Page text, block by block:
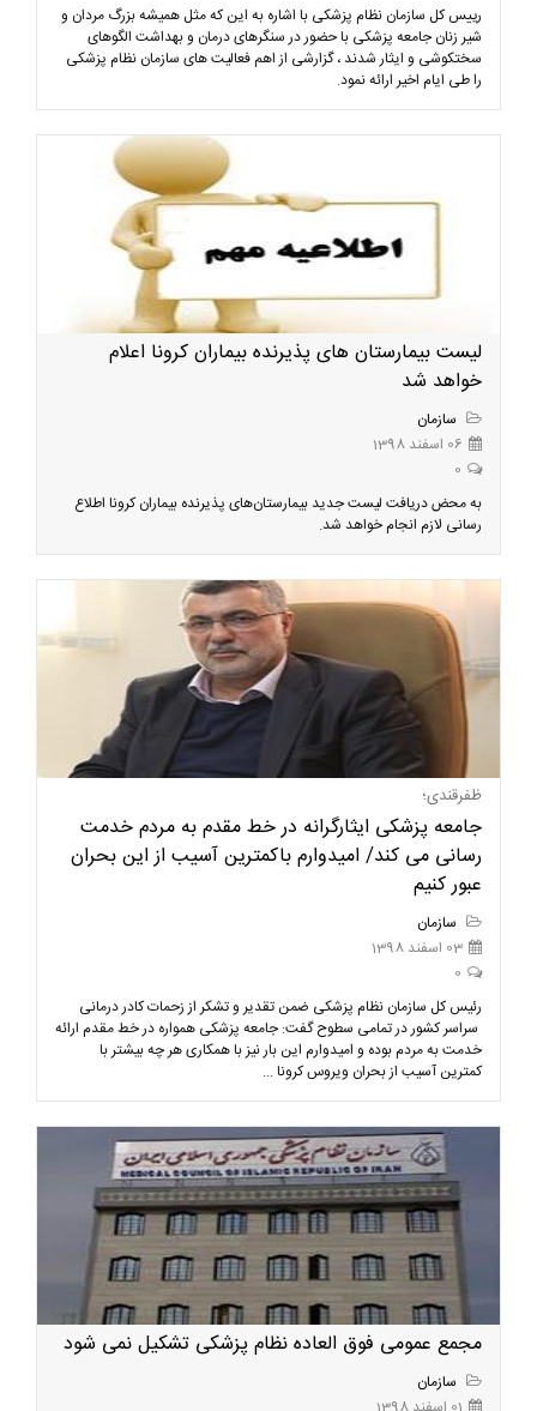
رییس کل سازمان نظام پزشکی با اشاره به این که مثل همیشه بزرگ مردان و
شیر زنان جامعه پزشکی با حضور در سنگرهای درمان و بهداشت الگوهای
سختکوشی و ایثار شدند ، گزارشی از اهم فعالیت های سازمان نظام پزشکی
را طی ایام اخیر ارائه نمود.
لیست بیمارستان های پذیرنده بیماران کرونا اعلام
خواهد شد
سازمان
06 اسفند 1398
0
به محض دریافت لیست جدید بیمارستان‌های پذیرنده بیماران کرونا اطلاع
رسانی لازم انجام خواهد شد.
ظفرقندی؛
جامعه پزشکی ایثارگرانه در خط مقدم به مردم خدمت
رسانی می کند/ امیدوارم باکمترین آسیب از این بحران
عبور کنیم
سازمان
03 اسفند 1398
0
رئیس کل سازمان نظام پزشکی ضمن تقدیر و تشکر از زحمات کادر درمانی
سراسر کشور در تمامی سطوح گفت: جامعه پزشکی همواره در خط مقدم ارائه
خدمت به مردم بوده و امیدوارم این بار نیز با همکاری هر چه بیشتر با
کمترین آسیب از بحران ویروس کرونا ...
مجمع عمومی فوق العاده نظام پزشکی تشکیل نمی شود
سازمان